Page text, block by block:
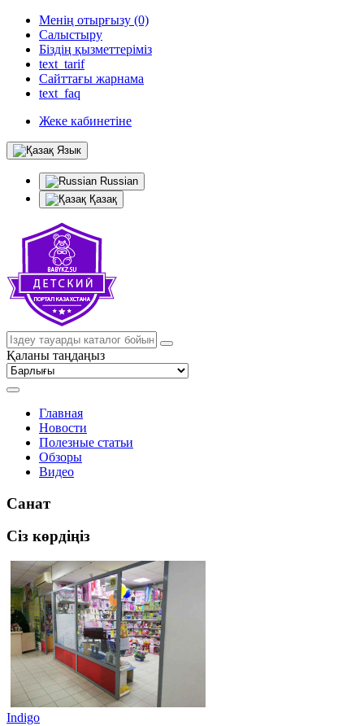
Менің отырғызу (0)
Салыстыру
Біздің қызметтеріміз
text_tarif
Сайттағы жарнама
text_faq
Жеке кабинетіне
Язык
Russian
Қазақ
Қаланы таңдаңыз
Главная
Новости
Полезные статьи
Обзоры
Видео
Санат
Сіз көрдіңіз
Indigo